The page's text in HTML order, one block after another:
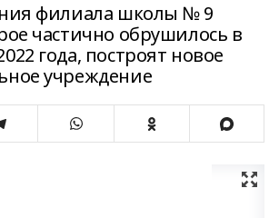
филиала школы № 9
частично обрушилось в
года, построят новое
учреждение